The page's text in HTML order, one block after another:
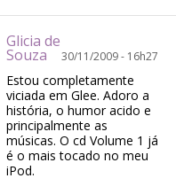
Glicia de
Souza 30/11/2009 - 16h27
Estou completamente
viciada em Glee. Adoro a
história, o humor acido e
principalmente as
músicas. O cd Volume 1 já
é o mais tocado no meu
iPod.